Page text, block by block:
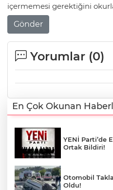
içermemesi gerektiğini
Gönder
Yorumlar (0)
En Çok Okunan
YENİ Parti’de
Ortak Bildiri!
Otomobil
Oldu!